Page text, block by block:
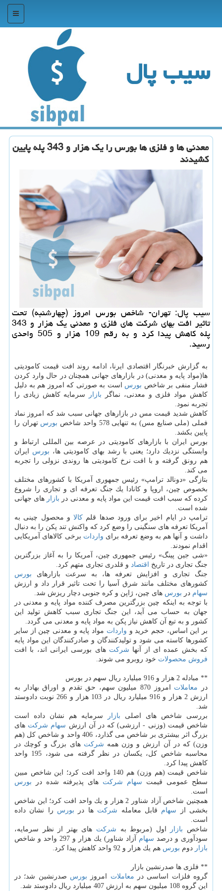
منو
سیب پال
معدنی ها و فلزی ها بورس را یك هزار و 343 پله پایین
كشیدند
سیب پال: تهران- شاخص بورس امروز (چهارشنبه) تحت
تاثیر افت بهای شركت های فلزی و معدنی یك هزار و 343
پله كاهش پیدا كرد و به رقم 109 هزار و 505 واحدی
رسید.
به گزارش خبرنگار اقتصادی ایرنا، ادامه روند افت قیمت كامودیتی
ها(مواد پایه و معدنی) در بازارهای جهانی همچنان در حال وارد كردن
فشار منفی بر شاخص بورس است به صورتی كه امروز هم به دلیل
كاهش مواد فلزی و معدنی، نماگر بازار
سرمایه كاهش زیادی را
تجربه نمود.
كاهش شدید قیمت مس در بازارهای جهانی سبب شد كه امروز نماد
فملی (ملی صنایع مس) به تنهایی 578 واحد شاخص
بورس تهران را
پایین بكشد.
بورس ایران با بازارهای كامودیتی در عرصه بین المللی ارتباط و
وابستگی نزدیك دارد؛ یعنی با رشد بهای كامودیتی ها، بورس ایران
هم رونق گرفته و با افت نرخ كامودیتی ها روندی نزولی را تجربه
می كند.
بتازگی «دونالد ترامپ» رئیس جمهوری آمریكا با كشورهای مختلف
بخصوص چین، اروپا و كانادا یك جنگ تعرفه ای و تجاری را شروع
كرده كه سبب افت قیمت این مواد پایه و معدنی در بازار های جهانی
شده است.
ترامپ در ایام اخیر برای ورود صدها قلم كالا و محصول چینی به
آمریكا تعرفه های سنگینی را وضع كرد كه واكنش تند پكن را به دنبال
داشت و آنها هم به وضع تعرفه برای واردات برخی كالاهای آمریكایی
اقدام نمودند.
«شی جین پینگ» رئیس جمهوری چین، آمریكا را به آغاز بزرگترین
جنگ تجاری در تاریخ اقتصاد و قلدری تجاری متهم كرد.
جنگ تجاری و افزایش تعرفه ها، به سرعت بازارهای بورس
كشورهای مختلف مانند شرق آسیا را تحت تاثیر قرار داد و ارزش
سهام در بورس های چین، ژاپن و كره جنوبی دچار ریزش شد.
با توجه به اینكه چین بزرگترین مصرف كننده مواد پایه و معدنی در
جهان به حساب می آید، این جنگ تجاری سبب كاهش تولید این
كشور و به تبع آن كاهش نیاز پكن به مواد پایه و معدنی می گردد.
بر این اساس، حجم خرید و واردات مواد پایه و معدنی چین از سایر
كشورها كاسته می شود و تولیدكنندگان و صادركنندگان این مواد پایه
كه بخش عمده ای از آنها شركت های بورسی ایرانی اند، با افت
فروش محصولات خود روبرو می شوند.
** مبادله 2 هزار و 916 میلیارد ریال سهم در بورس
در معاملات
امروز 870 میلیون سهم، حق تقدم و اوراق بهادار به
ارزش 2 هزار و 916 میلیارد ریال در 103 هزار و 266 نوبت دادوستد
شد.
بررسی شاخص های اصلی بازار
سرمایه هم نشان داده است
شاخص قیمت (وزنی - ارزشی) كه در آن ارزش سهام شركت های
بزرگ اثر بیشتری بر شاخص می گذارد، 406 واحد و شاخص كل (هم
وزن) كه در آن ارزش و وزن همه شركت های بزرگ و كوچك در
محاسبه شاخص كل، یكسان در نظر گرفته می شود، 195 واحد
كاهش پیدا كرد.
شاخص قیمت (هم وزن) هم 140 واحد افت كرد؛ این شاخص مبین
سطح عمومی قیمت سهام شركت های پذیرفته شده در بورس
است.
همچنین شاخص آزاد شناور 2 هزار و یك واحد افت كرد؛ این شاخص
بخشی از سهام قابل معامله شركت ها در بورس را نشان داده
است.
شاخص بازار اول (مربوط به شركت های بهتر از نظر سرمایه،
سودآوری و درصد سهام آزاد شناور) یك هزار و 297 واحد و شاخص
بازار دوم بورس هم یك هزار و 92 واحد كاهش پیدا كرد.
** فلزی ها صدرنشین بازار
گروه فلزات اساسی در معاملات امروز بورس صدرنشین شد؛ در
این گروه 108 میلیون سهم به ارزش 407 میلیارد ریال دادوستد شد.